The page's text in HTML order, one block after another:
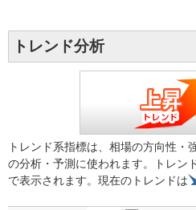
トレンド分析
トレンド系指標は、相場の方向性・
の分析・予測に使われます。トレン
で表示されます。現在のトレンドは